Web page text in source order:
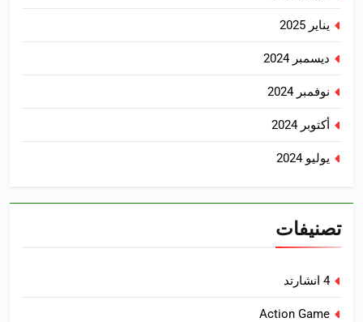
يناير 2025
ديسمبر 2024
نوفمبر 2024
أكتوبر 2024
يوليو 2024
تصنيفات
4 انشارتد
Action Game